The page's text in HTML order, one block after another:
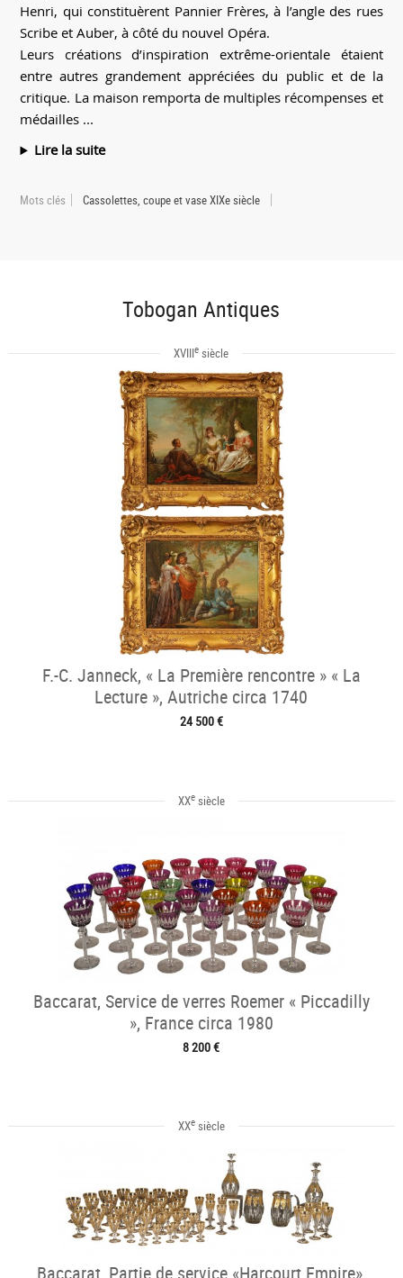
Henri, qui constituèrent Pannier Frères, à l’angle des rues
Scribe et Auber, à côté du nouvel Opéra.
Leurs créations d’inspiration extrême-orientale étaient
entre autres grandement appréciées du public et de la
critique. La maison remporta de multiples récompenses et
médailles ...
Lire la suite
Mots clés Cassolettes, coupe et vase XIXe siècle
Tobogan Antiques
XVIIIe siècle
F.-C. Janneck, « La Première rencontre » « La
Lecture », Autriche circa 1740
24 500 €
XXesiècle
Baccarat, Service de verres Roemer « Piccadilly
», France circa 1980
8 200 €
XXesiècle